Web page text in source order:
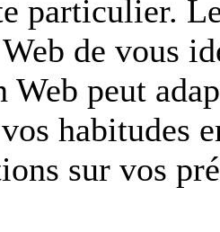
particulier.
de vous
peut
habitudes
sur vos